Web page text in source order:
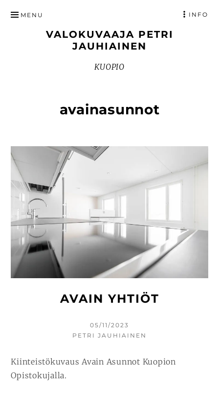
SISÄLTÖÖN
VALOKUVAAJA PETRI
JAUHIAINEN
KUOPIO
MENU INFO
avainasunnot
AVAIN YHTIÖT
KIRJOITETTU
05/11/2023
KIRJOITTAJA
PETRI JAUHIAINEN
Kiinteistökuvaus Avain Asunnot Kuopion
Opistokujalla.